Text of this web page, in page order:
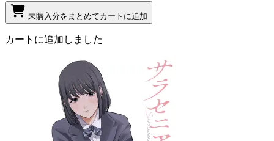
未購入分をまとめてカートに追加
カートに追加しました